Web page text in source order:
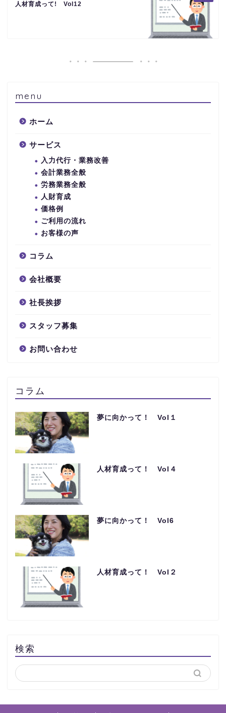
人材育成って! Vol12
menu
ホーム
サービス
入力代行・業務改善
会計業務全般
労務業務全般
人財育成
価格例
ご利用の流れ
お客様の声
コラム
会社概要
社長挨拶
スタッフ募集
お問い合わせ
コラム
夢に向かって！ Vol１
人材育成って！ Vol４
夢に向かって！ Vol6
人材育成って！ Vol２
検索